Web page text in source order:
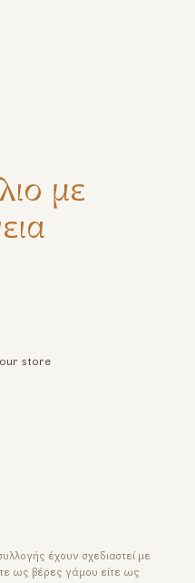
με
our store
έχουν σχεδιαστεί με
ως βέρες γάμου είτε ως